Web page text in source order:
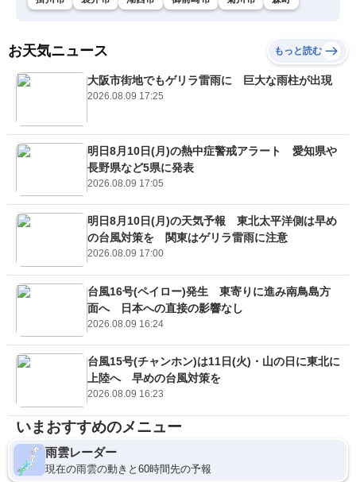
お天気ニュース もっと読む
大阪市街地でもゲリラ雷雨に 巨大な雨柱が出現
2026.08.09 17:25
明日8月10日(月)の熱中症警戒アラート 愛知県や
長野県など5県に発表
2026.08.09 17:05
明日8月10日(月)の天気予報 東北太平洋側は早め
の台風対策を 関東はゲリラ雷雨に注意
2026.08.09 17:00
台風16号(ペイロー)発生 東寄りに進み南鳥島方
面へ 日本への直接の影響なし
2026.08.09 16:24
台風15号(チャンホン)は11日(火)・山の日に東北に
上陸へ 早めの台風対策を
2026.08.09 16:23
いまおすすめのメニュー
雨雲レーダー
現在の雨雲の動きと60時間先の予報